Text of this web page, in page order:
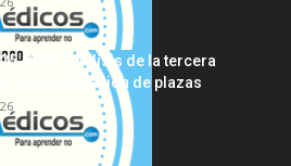
2026: análisis de la tercera
de adjudicación de plazas